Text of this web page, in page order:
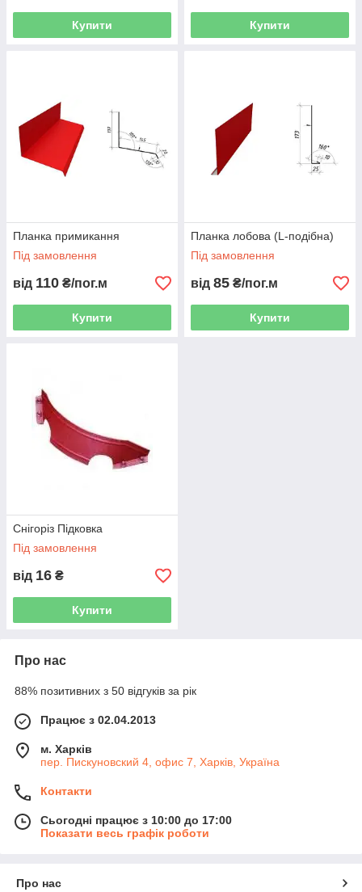
Купити Купити
Планка примикання
Під замовлення
від 110 ₴/пог.м
Купити
Планка лобова (L-подібна)
Під замовлення
від 85 ₴/пог.м
Купити
Снігоріз Підковка
Під замовлення
від 16 ₴
Купити
Про нас
88% позитивних з 50 відгуків за рік
Працює з 02.04.2013
м. Харків
пер. Пискуновский 4, офис 7, Харків, Україна
Контакти
Сьогодні працює з 10:00 до 17:00
Показати весь графік роботи
Про нас